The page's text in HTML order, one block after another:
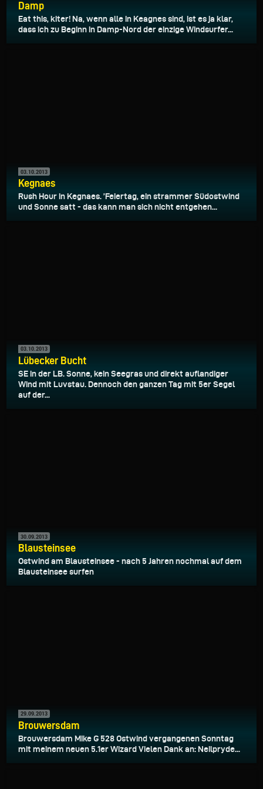
Damp
Eat this, kiter! Na, wenn alle in Keagnes sind, ist es ja klar,
dass ich zu Beginn in Damp-Nord der einzige Windsurfer...
03.10.2013
Kegnaes
Rush Hour in Kegnaes. ’Feiertag, ein strammer Südostwind
und Sonne satt - das kann man sich nicht entgehen...
03.10.2013
Lübecker Bucht
SE in der LB. Sonne, kein Seegras und direkt auflandiger
Wind mit Luvstau. Dennoch den ganzen Tag mit 5er Segel
auf der...
30.09.2013
Blausteinsee
Ostwind am Blausteinsee - nach 5 Jahren nochmal auf dem
Blausteinsee surfen
29.09.2013
Brouwersdam
Brouwersdam Mike G 528 Ostwind vergangenen Sonntag
mit meinem neuen 5.1er Wizard Vielen Dank an: Neilpryde...